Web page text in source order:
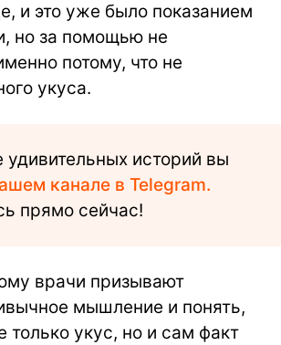
и это уже было показанием
но за помощью не
потому, что не
укуса.
историй вы
канале в Telegram.
прямо сейчас!
врачи призывают
мышление и понять,
только укус, но и сам факт